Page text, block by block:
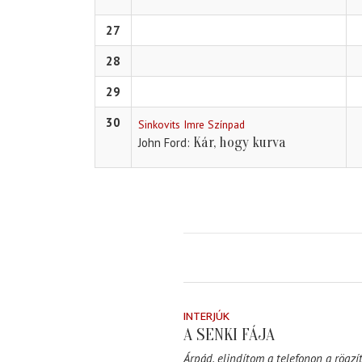
27
28
29
30
Sinkovits Imre Színpad
John Ford Kár, hogy kurva
INTERJÚK
A SENKI FÁJA
Árpád, elindítom a telefonon a